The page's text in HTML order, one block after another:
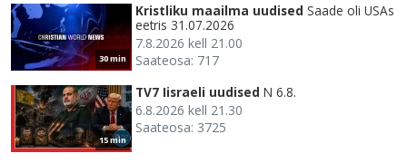
30 min
Kristliku maailma uudised Saade oli USAs
eetris 31.07.2026
7.8.2026 kell 21.00
Saateosa: 717
15 min
TV7 Iisraeli uudised N 6.8.
6.8.2026 kell 21.30
Saateosa: 3725